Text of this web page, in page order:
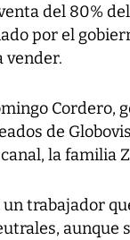
del 80%
por el
vender.
Cordero,
de
la familia
trabajador
aunque